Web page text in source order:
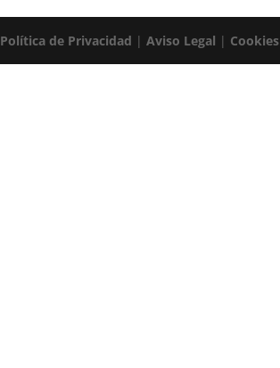
Política de Privacidad |Aviso Legal | Cookies